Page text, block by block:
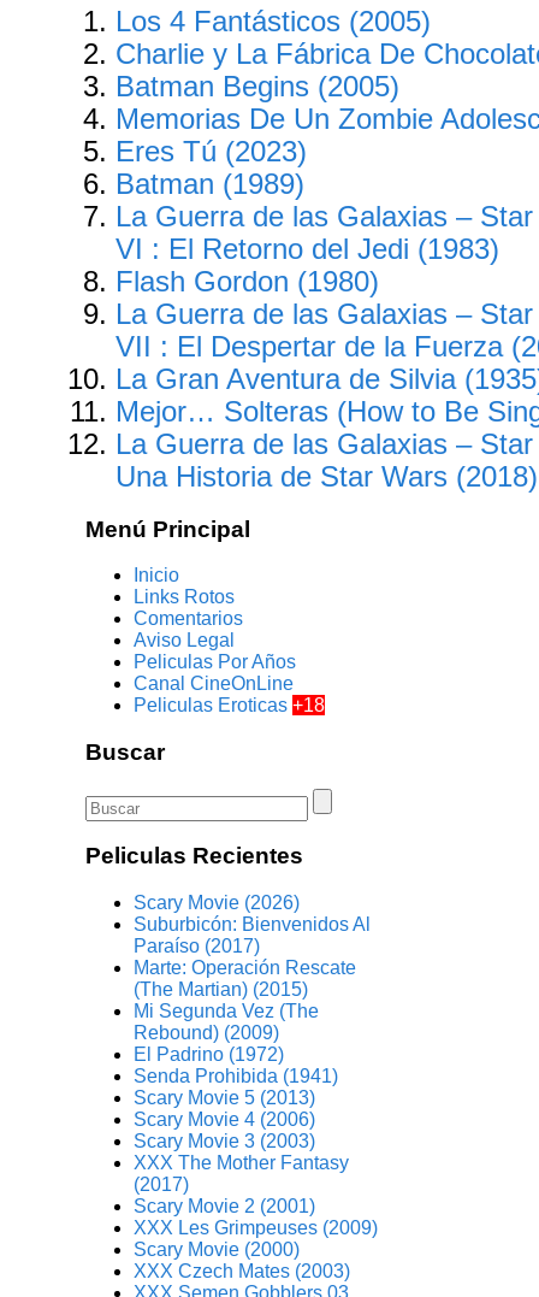
Los 4 Fantásticos (2005)
Charlie y La Fábrica De
Batman Begins (2005)
Memorias De Un Zombie
Eres Tú (2023)
Batman (1989)
La Guerra de las Galaxias –
VI : El Retorno del Jedi (1983)
Flash Gordon (1980)
La Guerra de las Galaxias –
VII : El Despertar de la Fuerza
La Gran Aventura de Silvia
Mejor… Solteras (How to Be
La Guerra de las Galaxias –
Una Historia de Star Wars (2018)
Menú Principal
Inicio
Links Rotos
Comentarios
Aviso Legal
Peliculas Por Años
Canal CineOnLine
Peliculas Eroticas+18
Buscar
Peliculas Recientes
Scary Movie (2026)
Suburbicón: Bienvenidos Al
Paraíso (2017)
Marte: Operación Rescate
(The Martian) (2015)
Mi Segunda Vez (The
Rebound) (2009)
El Padrino (1972)
Senda Prohibida (1941)
Scary Movie 5 (2013)
Scary Movie 4 (2006)
Scary Movie 3 (2003)
XXX The Mother Fantasy
(2017)
Scary Movie 2 (2001)
XXX Les Grimpeuses (2009)
Scary Movie (2000)
XXX Czech Mates (2003)